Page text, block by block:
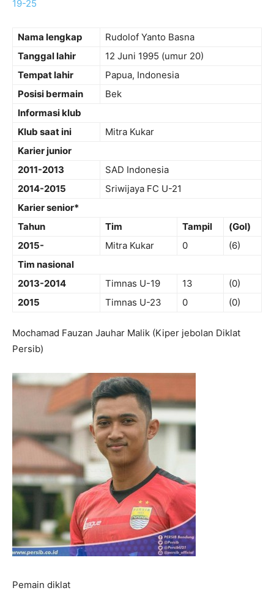
Nama lengkap
Rudolof Yanto Basna
Tanggal lahir
12 Juni 1995 (umur 20)
Tempat lahir
Papua, Indonesia
Posisi bermain
Bek
Informasi klub
Klub saat ini
Mitra Kukar
Karier junior
2011-2013
SAD Indonesia
2014-2015
Sriwijaya FC U-21
Karier senior*
Tahun
Tim Tampil
(Gol)
2015-
Mitra Kukar 0
(6)
Tim nasional
2013-2014
Timnas U-19 13
(0)
2015
Timnas U-23 0 (0)
Mochamad Fauzan Jauhar Malik (Kiper jebolan Diklat
Persib)
Pemain diklat